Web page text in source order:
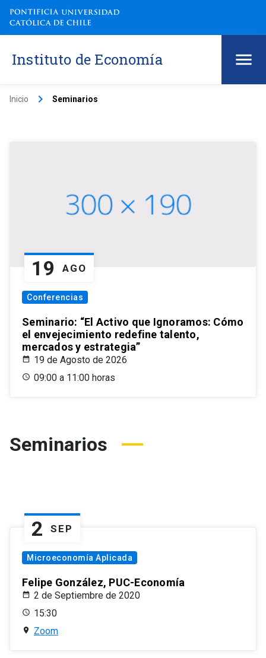
Instituto de Economía
Inicio keyboard_arrow_right Seminarios
19 AGO
Conferencias
Seminario: “El Activo que Ignoramos: Cómo
el envejecimiento redefine talento,
mercados y estrategia”
19 de Agosto de 2026
09:00 a 11:00 horas
Seminarios
2 SEP
Microeconomía Aplicada
Felipe González, PUC-Economía
2 de Septiembre de 2020
15:30
Zoom